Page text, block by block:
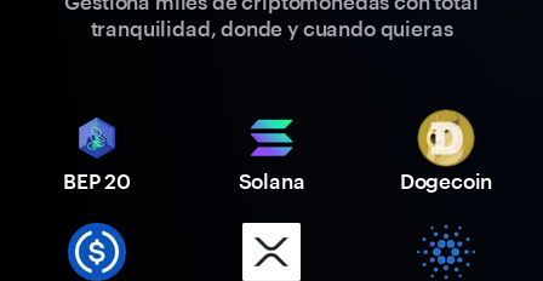
tranquilidad, donde y cuando quieras
BEP 20 Solana Dogecoin